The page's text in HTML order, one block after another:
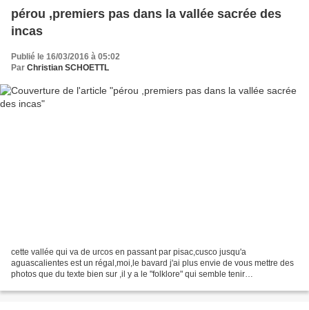
pérou ,premiers pas dans la vallée sacrée des
incas
Publié le 16/03/2016 à 05:02
Par Christian SCHOETTL
cette vallée qui va de urcos en passant par pisac,cusco jusqu'a
aguascalientes est un régal,moi,le bavard j'ai plus envie de vous mettre des
photos que du texte bien sur ,il y a le "folklore" qui semble tenir